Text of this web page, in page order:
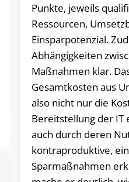
Punkte, jeweils
Ressourcen,
Einsparpotenzial.
Abhängigkeiten
Maßnahmen klar.
Gesamtkosten aus
also nicht nur die
Bereitstellung der IT
auch durch deren
kontraproduktive,
Sparmaßnahmen